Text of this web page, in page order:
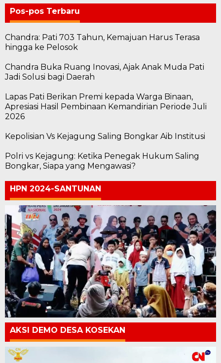
Pos-pos Terbaru
Chandra: Pati 703 Tahun, Kemajuan Harus Terasa
hingga ke Pelosok
Chandra Buka Ruang Inovasi, Ajak Anak Muda Pati
Jadi Solusi bagi Daerah
Lapas Pati Berikan Premi kepada Warga Binaan,
Apresiasi Hasil Pembinaan Kemandirian Periode Juli
2026
Kepolisian Vs Kejagung Saling Bongkar Aib Institusi
Polri vs Kejagung: Ketika Penegak Hukum Saling
Bongkar, Siapa yang Mengawasi?
HPN 2024-SANTUNAN
AKSI DEMO DESA KOSEKAN